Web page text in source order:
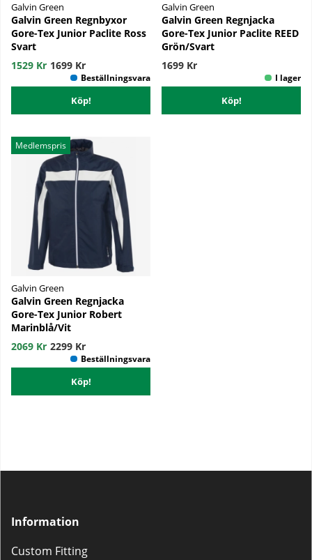
Galvin Green
Galvin Green Regnbyxor
Gore-Tex Junior Paclite Ross
Svart
1529 Kr 1699 Kr
Köp!
Galvin Green
Galvin Green Regnjacka
Gore-Tex Junior Paclite REED
Grön/Svart
1699 Kr
Köp!
Medlemspris
Galvin Green
Galvin Green Regnjacka
Gore-Tex Junior Robert
Marinblå/Vit
2069 Kr 2299 Kr
Köp!
Information
Custom Fitting